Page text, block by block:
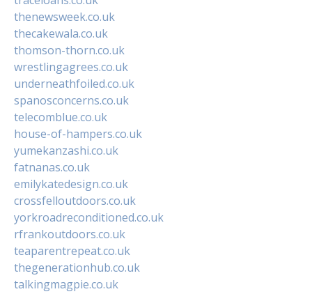
thenewsweek.co.uk
thecakewala.co.uk
thomson-thorn.co.uk
wrestlingagrees.co.uk
underneathfoiled.co.uk
spanosconcerns.co.uk
telecomblue.co.uk
house-of-hampers.co.uk
yumekanzashi.co.uk
fatnanas.co.uk
emilykatedesign.co.uk
crossfelloutdoors.co.uk
yorkroadreconditioned.co.uk
rfrankoutdoors.co.uk
teaparentrepeat.co.uk
thegenerationhub.co.uk
talkingmagpie.co.uk